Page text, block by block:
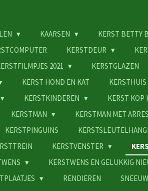
KAARSEN
KERST BETTY
KERSTDEUR
2021
KERSTGLAZEN
KERST HOND EN KAT
KERSTHUIS
KERSTKINDEREN
KERST KOP
KERSTMAN
KERSTMAN MET
KERSTPINGUINS
KERSTVENSTER
KERSTWENS EN GELUKKIG
RENDIEREN